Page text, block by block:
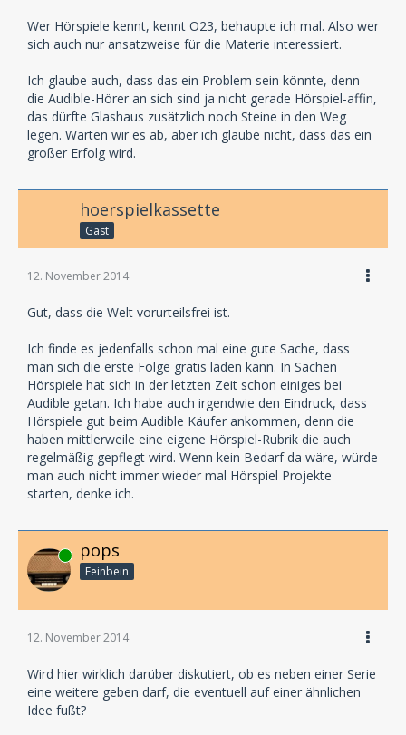
Wer Hörspiele kennt, kennt O23, behaupte ich mal. Also wer
sich auch nur ansatzweise für die Materie interessiert.
Ich glaube auch, dass das ein Problem sein könnte, denn
die Audible-Hörer an sich sind ja nicht gerade Hörspiel-affin,
das dürfte Glashaus zusätzlich noch Steine in den Weg
legen. Warten wir es ab, aber ich glaube nicht, dass das ein
großer Erfolg wird.
hoerspielkassette
Gast
12. November 2014
Gut, dass die Welt vorurteilsfrei ist.
Ich finde es jedenfalls schon mal eine gute Sache, dass
man sich die erste Folge gratis laden kann. In Sachen
Hörspiele hat sich in der letzten Zeit schon einiges bei
Audible getan. Ich habe auch irgendwie den Eindruck, dass
Hörspiele gut beim Audible Käufer ankommen, denn die
haben mittlerweile eine eigene Hörspiel-Rubrik die auch
regelmäßig gepflegt wird. Wenn kein Bedarf da wäre, würde
man auch nicht immer wieder mal Hörspiel Projekte
starten, denke ich.
Online pops
Feinbein
12. November 2014
Wird hier wirklich darüber diskutiert, ob es neben einer Serie
eine weitere geben darf, die eventuell auf einer ähnlichen
Idee fußt?